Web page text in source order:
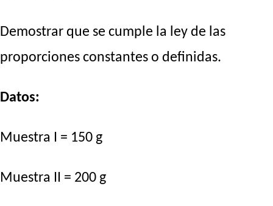
Demostrar que se cumple la ley de las
proporciones constantes o definidas.
Datos:
Muestra I = 150 g
Muestra II = 200 g